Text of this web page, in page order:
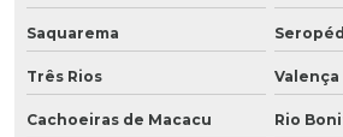
Saquarema
Três Rios Valença
Cachoeiras de Macacu Rio